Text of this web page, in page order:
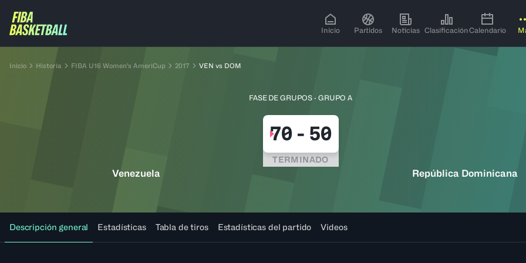
Inicio Partidos Noticias ClasificaciónCalendario
Inicio Historia FIBA U16 Women's AmeriCup 2017 VEN vs DOM
FASE DE GRUPOS · GRUPO A
Venezuela
70- 50
TERMINADO
República Dominicana
Descripción general Estadísticas Tabla de tiros Estadísticas del partido Videos